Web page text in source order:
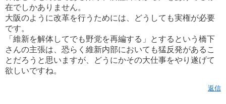
在でしかありません。
大阪のように改革を行うためには、どうしても実権が必要
です。
「維新を解体してでも野党を再編する」とするという橋下
さんの主張は、恐らく維新内部においても猛反発があるこ
とだろうと思いますが、どうにかその大仕事をやり遂げて
欲しいですね。
返信